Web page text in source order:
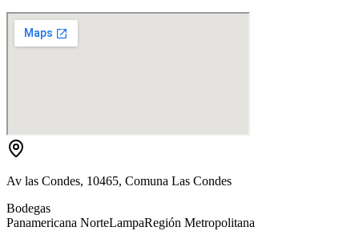
Av las Condes, 10465, Comuna Las Condes
Bodegas
Panamericana NorteLampaRegión Metropolitana